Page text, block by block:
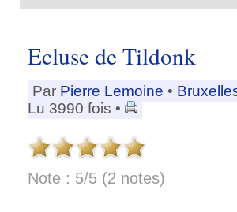
Ecluse de Tildonk
Par Pierre Lemoine •
Lu 3990 fois •
Note : 5/5 (2 notes)